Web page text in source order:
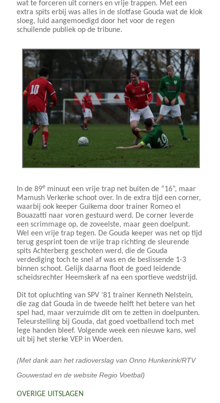
wat te forceren uit corners en vrije trappen. Met een
extra spits erbij was alles in de slotfase Gouda wat de klok
sloeg, luid aangemoedigd door het voor de regen
schuilende publiek op de tribune.
In de 89eminuut een vrije trap net buiten de “16”, maar
Mamush Verkerke schoot over. In de extra tijd een corner,
waarbij ook keeper Guikema door trainer Romeo el
Bouazatti naar voren gestuurd werd. De corner leverde
een scrimmage op, de zoveelste, maar geen doelpunt.
Wel een vrije trap tegen. De Gouda keeper was net op tijd
terug gesprint toen de vrije trap richting de sleurende
spits Achterberg geschoten werd, die de Gouda
verdediging toch te snel af was en de beslissende 1-3
binnen schoot. Gelijk daarna floot de goed leidende
scheidsrechter Heemskerk af na een sportieve wedstrijd.
Dit tot opluchting van SPV ’81 trainer Kenneth Nelstein,
die zag dat Gouda in de tweede helft het betere van het
spel had, maar verzuimde dit om te zetten in doelpunten.
Teleurstelling bij Gouda, dat goed voetballend toch met
lege handen bleef. Volgende week een nieuwe kans, wel
uit bij het sterke VEP in Woerden.
(Met dank aan het radioverslag van Onno Hunkerink/RTV
Gouwestad en de website Regio Voetbal)
OVERIGE UITSLAGEN